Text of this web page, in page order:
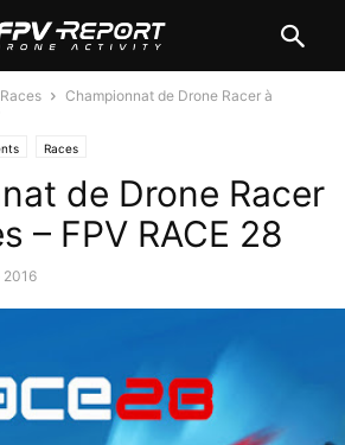
Races
Championnat de Drone Racer à
Races
de Drone Racer
– FPV RACE 28
2016